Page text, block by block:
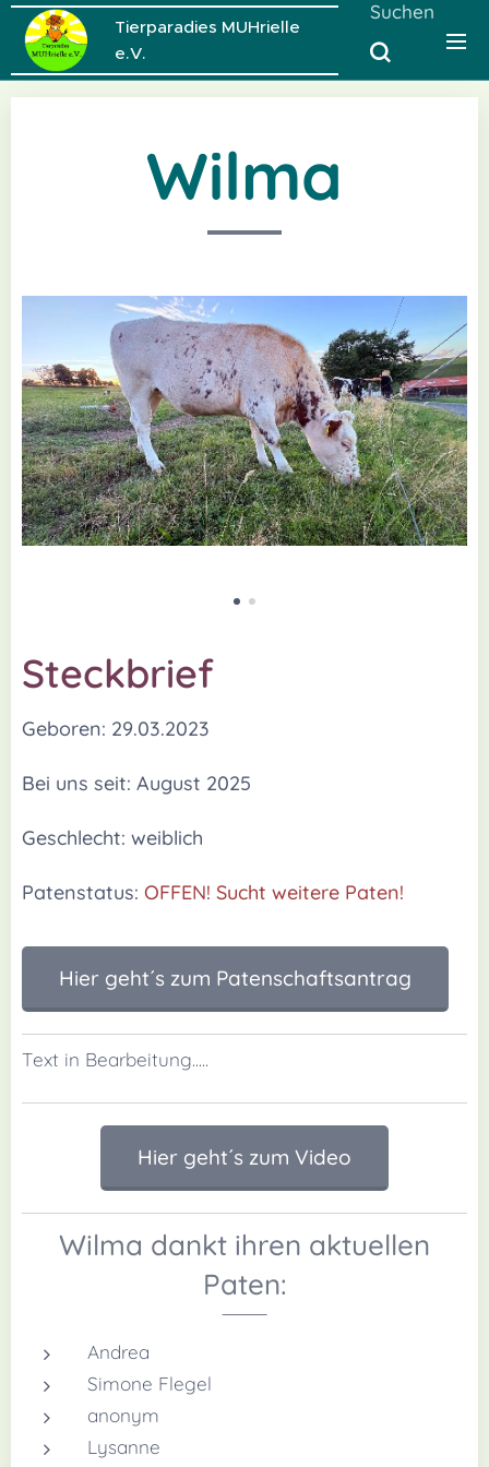
Tierparadies MUHrielle
e.V.
Suchen
Wilma
Steckbrief
Geboren: 29.03.2023
Bei uns seit: August 2025
Geschlecht: weiblich
Patenstatus: OFFEN! Sucht weitere Paten! 🆘
Hier geht´s zum Patenschaftsantrag
Text in Bearbeitung.....
Hier geht´s zum Video
Wilma dankt ihren aktuellen
Paten:
Andrea
Simone Flegel
anonym
Lysanne